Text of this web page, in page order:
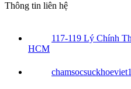
Thông tin liên hệ
117-119 Lý Chính
HCM